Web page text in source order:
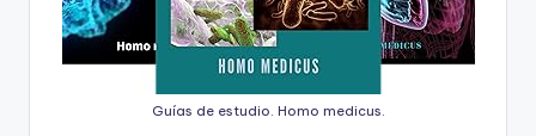
Guías de estudio. Homo medicus.